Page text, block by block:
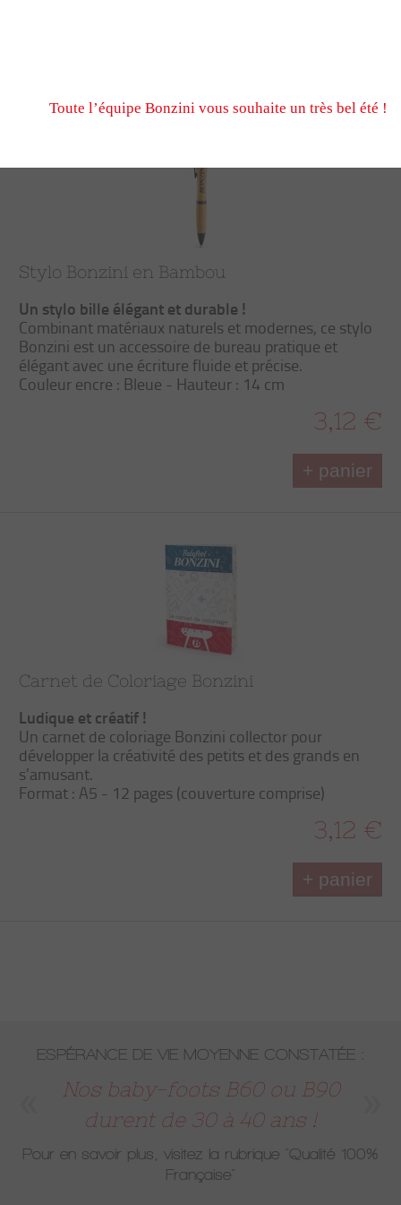
Stylo Bonzini en Bambou
Un stylo bille élégant et durable !
Combinant matériaux naturels et modernes, ce stylo
Bonzini est un accessoire de bureau pratique et
élégant avec une écriture fluide et précise.
Couleur encre : Bleue - Hauteur : 14 cm
3,12 €
+ panier
Carnet de Coloriage Bonzini
Ludique et créatif !
Un carnet de coloriage Bonzini collector pour
développer la créativité des petits et des grands en
s'amusant.
Format : A5 - 12 pages (couverture comprise)
3,12 €
+ panier
ESPÉRANCE DE VIE MOYENNE CONSTATÉE :
Nos baby-foots B60 ou B90
durent de 30 à 40 ans !
Pour en savoir plus, visitez la rubrique "Qualité 100%
Française"
Toute l’équipe Bonzini vous souhaite un très bel été !